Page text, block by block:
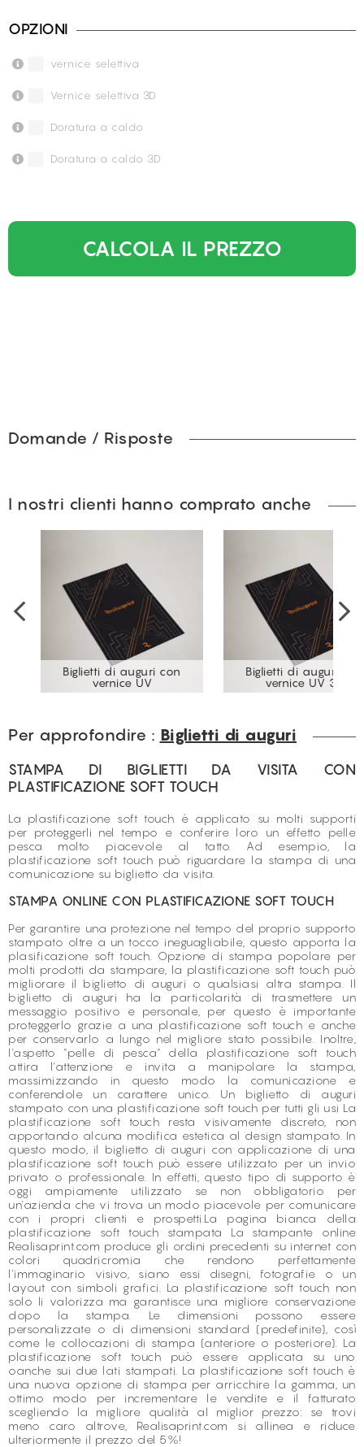
OPZIONI
vernice selettiva
Vernice selettiva 3D
Doratura a caldo
Doratura a caldo 3D
CALCOLA IL PREZZO
Domande / Risposte
I nostri clienti hanno comprato anche
Biglietti di auguri con
vernice UV
Biglietti di auguri con
vernice UV 3D
Per approfondire : Biglietti di auguri
STAMPA DI BIGLIETTI DA VISITA CON
PLASTIFICAZIONE SOFT TOUCH
La plastificazione soft touch è applicato su molti supporti
per proteggerli nel tempo e conferire loro un effetto pelle
pesca molto piacevole al tatto. Ad esempio, la
plastificazione soft touch può riguardare la stampa di una
comunicazione su biglietto da visita.
STAMPA ONLINE CON PLASTIFICAZIONE SOFT TOUCH
Per garantire una protezione nel tempo del proprio supporto
stampato oltre a un tocco ineguagliabile, questo apporta la
plasificazione soft touch. Opzione di stampa popolare per
molti prodotti da stampare, la plastificazione soft touch può
migliorare il biglietto di auguri o qualsiasi altra stampa. Il
biglietto di auguri ha la particolarità di trasmettere un
messaggio positivo e personale, per questo è importante
proteggerlo grazie a una plastificazione soft touch e anche
per conservarlo a lungo nel migliore stato possibile. Inoltre,
l'aspetto "pelle di pesca" della plastificazione soft touch
attira l'attenzione e invita a manipolare la stampa,
massimizzando in questo modo la comunicazione e
conferendole un carattere unico. Un biglietto di auguri
stampato con una plastificazione soft touch per tutti gli usi La
plastificazione soft touch resta visivamente discreto, non
apportando alcuna modifica estetica al design stampato. In
questo modo, il biglietto di auguri con applicazione di una
plastificazione soft touch può essere utilizzato per un invio
privato o professionale. In effetti, questo tipo di supporto è
oggi ampiamente utilizzato se non obbligatorio per
un'azienda che vi trova un modo piacevole per comunicare
con i propri clienti e prospetti.La pagina bianca della
plastificazione soft touch stampata La stampante online
Realisaprint.com produce gli ordini precedenti su internet con
colori quadricromia che rendono perfettamente
l'immaginario visivo, siano essi disegni, fotografie o un
layout con simboli grafici. La plastificazione soft touch non
solo li valorizza ma garantisce una migliore conservazione
dopo la stampa. Le dimensioni possono essere
personalizzate o di dimensioni standard (predefinite), così
come le collocazioni di stampa (anteriore o posteriore). La
plastificazione soft touch può essere applicata su uno
oanche sui due lati stampati. La plastificazione soft touch è
una nuova opzione di stampa per arricchire la gamma, un
ottimo modo per incrementare le vendite e il fatturato
scegliendo la migliore qualità al miglior prezzo: se trovi
meno caro altrove, Realisaprint.com si allinea e riduce
ulteriormente il prezzo del 5%!